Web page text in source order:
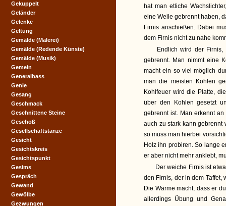
hat man etliche
eine Weile gebrennt haben,
Firnis anschießen. Dabei
dem Firnis nicht zu nahe
Endlich wird der
gebrennt. Man nimmt eine
macht ein so viel möglich
man die meisten Kohlen
Kohlfeuer wird die Platte,
über den Kohlen gesetzt
gebrennt ist. Man erkennt
auch zu stark kann gebrennt
so muss man hierbei
Holz ihn probiren. So lange
er aber nicht mehr anklebt,
Der weiche Firnis ist
den Firnis, der in dem Taffet,
Die Wärme macht, dass er
allerdings Übung und
Gekuppelt
Geländer
Gelenke
Geltung
Gemälde (Malerei)
Gemälde (Redende Künste)
Gemälde (Musik)
Gemein
Generalbass
Genie
Gesang
Geschmack
Geschnittene Steine
Geschoß
Gesellschaftstänze
Gesicht
Gesichtskreis
Gesichtspunkt
Gesims
Gespräch
Gewand
Gewölbe
Gezwungen